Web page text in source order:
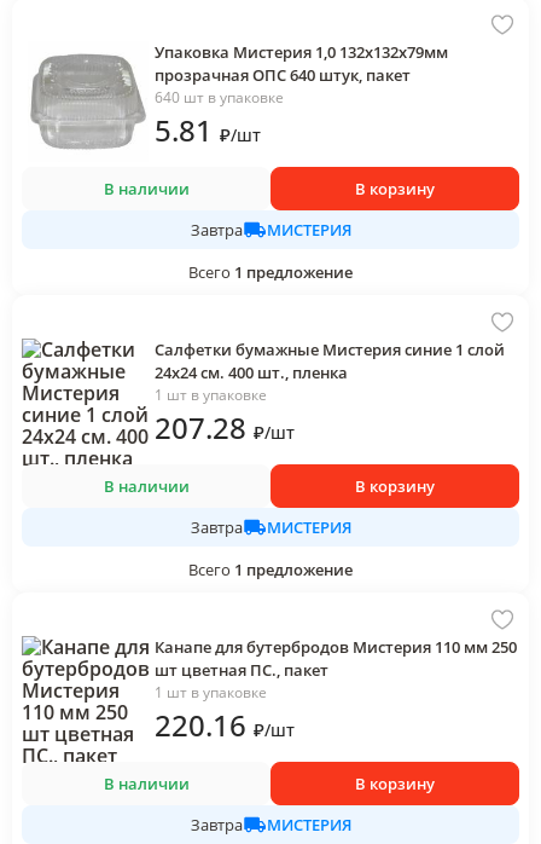
Упаковка Мистерия 1,0 132х132х79мм
прозрачная ОПС 640 штук, пакет
640 шт в упаковке
5.81 ₽/шт
В наличии
В корзину
Завтра
МИСТЕРИЯ
Всего 1 предложение
Салфетки бумажные Мистерия синие 1 слой
24х24 см. 400 шт., пленка
1 шт в упаковке
207.28 ₽/шт
В наличии
В корзину
Завтра
МИСТЕРИЯ
Всего 1 предложение
Канапе для бутербродов Мистерия 110 мм 250
шт цветная ПС., пакет
1 шт в упаковке
220.16 ₽/шт
В наличии
В корзину
Завтра
МИСТЕРИЯ